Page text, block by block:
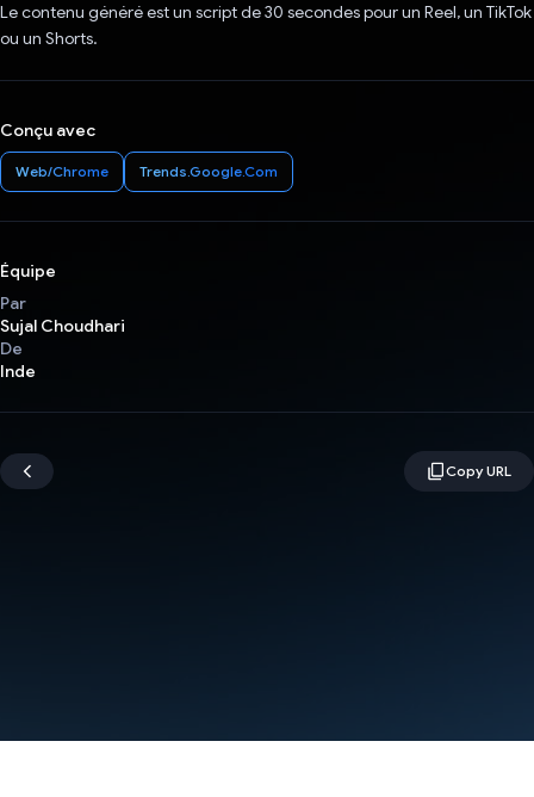
Le contenu généré est un script de 30 secondes pour un Reel, un TikTok
ou un Shorts.
Conçu avec
Web/Chrome Trends.Google.Com
Équipe
Par
Sujal Choudhari
De
Inde